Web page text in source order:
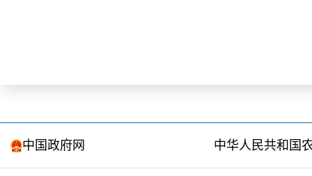
中国政府网 中华人民共和国